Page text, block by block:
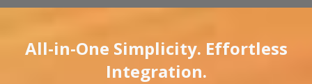
All-in-One Simplicity. Effortless
Integration.